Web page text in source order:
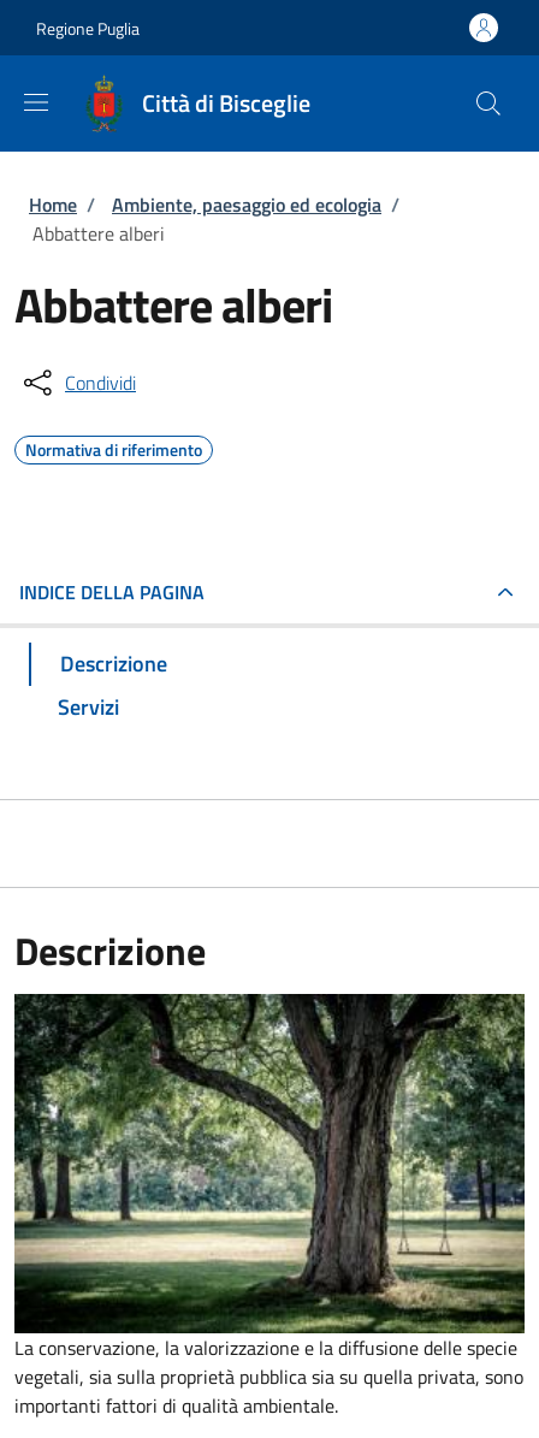
Regione Puglia
Città di Bisceglie
Briciole di pane
Home / Ambiente, paesaggio ed ecologia /
Abbattere alberi
Abbattere alberi
Condividi
Normativa di riferimento
INDICE DELLA PAGINA
Descrizione
Servizi
Descrizione
La conservazione, la valorizzazione e la diffusione delle specie
vegetali, sia sulla proprietà pubblica sia su quella privata, sono
importanti fattori di qualità ambientale.